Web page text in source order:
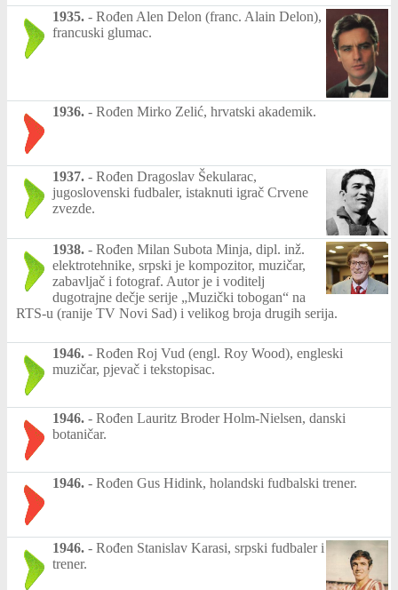
1935. - Rođen Alen Delon (franc. Alain Delon),
francuski glumac.
1936. - Rođen Mirko Zelić, hrvatski akademik.
1937. - Rođen Dragoslav Šekularac,
jugoslovenski fudbaler, istaknuti igrač Crvene
zvezde.
1938. - Rođen Milan Subota Minja, dipl. inž.
elektrotehnike, srpski je kompozitor, muzičar,
zabavljač i fotograf. Autor je i voditelj
dugotrajne dečje serije „Muzički tobogan“ na
RTS-u (ranije TV Novi Sad) i velikog broja drugih serija.
1946. - Rođen Roj Vud (engl. Roy Wood), engleski
muzičar, pjevač i tekstopisac.
1946. - Rođen Lauritz Broder Holm-Nielsen, danski
botaničar.
1946. - Rođen Gus Hidink, holandski fudbalski trener.
1946. - Rođen Stanislav Karasi, srpski fudbaler i
trener.